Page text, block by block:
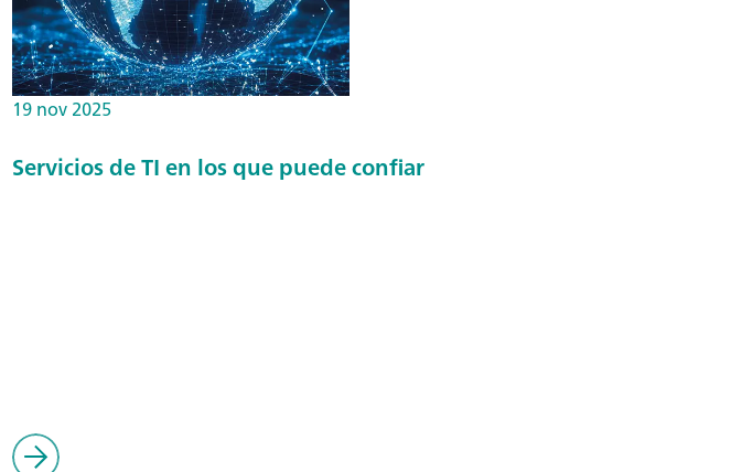
19 nov 2025
Servicios de TI en los que puede confiar